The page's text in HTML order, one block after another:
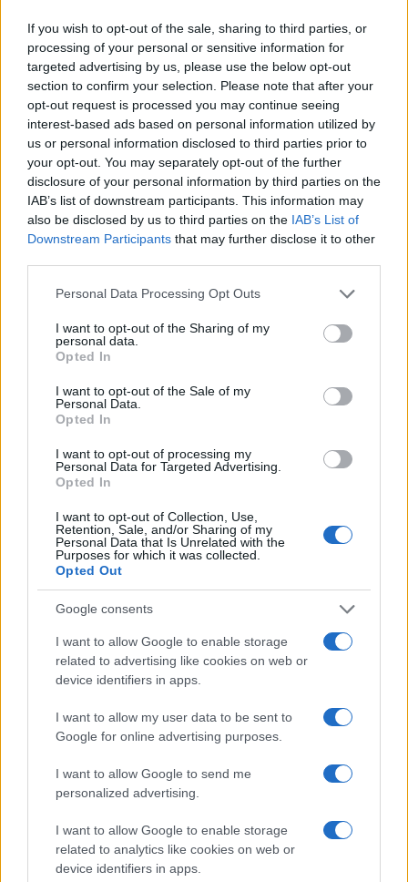
If you wish to opt-out of the sale, sharing to third parties, or
processing of your personal or sensitive information for
targeted advertising by us, please use the below opt-out
section to confirm your selection. Please note that after your
opt-out request is processed you may continue seeing
interest-based ads based on personal information utilized by
us or personal information disclosed to third parties prior to
your opt-out. You may separately opt-out of the further
disclosure of your personal information by third parties on the
IAB’s list of downstream participants. This information may
also be disclosed by us to third parties on the IAB’s List of
Downstream Participants that may further disclose it to other
Please note that this website/app uses one or more Google
not limited to your visit or usage behaviour. You may click to
grant or deny consent to Google and its third-party tags to
use your data for below specified purposes in below Google
consent section.
Personal Data Processing Opt Outs
I want to opt-out of the Sharing of my
personal data.
Opted In
I want to opt-out of the Sale of my
Personal Data.
Opted In
I want to opt-out of processing my
Personal Data for Targeted Advertising.
Opted In
I want to opt-out of Collection, Use,
Retention, Sale, and/or Sharing of my
Personal Data that Is Unrelated with the
Purposes for which it was collected.
Opted Out
Google consents
I want to allow Google to enable storage
related to advertising like cookies on web or
device identifiers in apps.
I want to allow my user data to be sent to
Google for online advertising purposes.
I want to allow Google to send me
personalized advertising.
I want to allow Google to enable storage
related to analytics like cookies on web or
device identifiers in apps.
Continua a leggere
FITNESS
Allenamenti estivi in spiaggia: i migliori sport per
tonificare e divertirsi
Andrea Conforti · 3 Ago 2026